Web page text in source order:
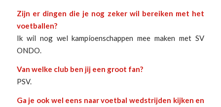
Zijn er dingen die je nog zeker wil bereiken met het
voetballen?
Ik wil nog wel kampioenschappen mee maken met SV
ONDO.
Van welke club ben jij een groot fan?
PSV.
Ga je ook wel eens naar voetbal wedstrijden kijken en